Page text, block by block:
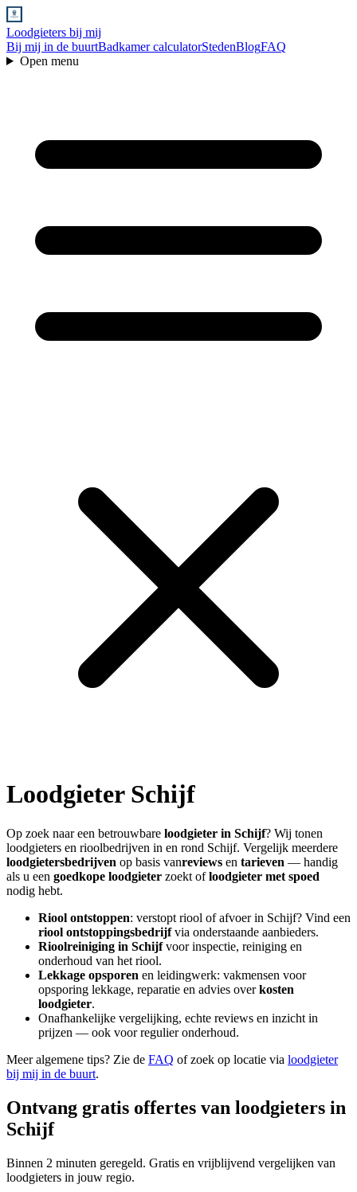
Loodgieters bij mij
Bij mij in de buurtBadkamer calculatorStedenBlogFAQ
Open menu
Loodgieter Schijf
Op zoek naar een betrouwbare loodgieter in Schijf? Wij tonen
loodgieters en rioolbedrijven in en rond Schijf. Vergelijk meerdere
loodgietersbedrijven op basis vanreviews en tarieven — handig
als u een goedkope loodgieter zoekt ofloodgieter met spoed
nodig hebt.
Riool ontstoppen: verstopt riool of afvoer in Schijf? Vind een
riool ontstoppingsbedrijfvia onderstaande aanbieders.
Rioolreiniging in Schijfvoor inspectie, reiniging en
onderhoud van het riool.
Lekkage opsporen en leidingwerk: vakmensen voor
opsporing lekkage, reparatie en advies overkosten
loodgieter.
Onafhankelijke vergelijking, echte reviews en inzicht in
prijzen — ook voor regulier onderhoud.
Meer algemene tips? Zie de FAQ of zoek op locatie via loodgieter
bij mij in de buurt.
Ontvang gratis offertes van loodgieters in
Schijf
Binnen 2 minuten geregeld. Gratis en vrijblijvend vergelijken van
loodgieters in jouw regio.